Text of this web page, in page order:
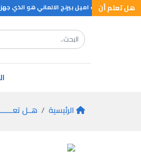
هل تعلم أن
وان الطبيب اميل بيرنج الالماني هو الذي جهز
الرئيسية هــل